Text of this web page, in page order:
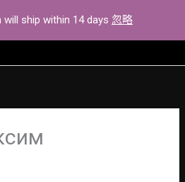
ship within 14 days 忽略